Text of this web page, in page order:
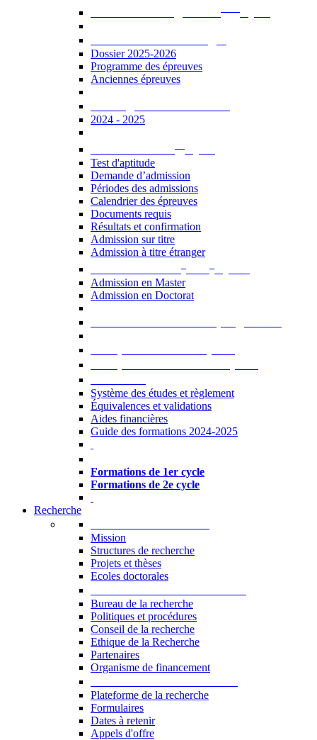
Dossier 2025-2026
Programme des épreuves
Anciennes épreuves
2024 - 2025
Test d'aptitude
Demande d’admission
Périodes des admissions
Calendrier des épreuves
Documents requis
Résultats et confirmation
Admission sur titre
Admission à titre étranger
Admission en Master
Admission en Doctorat
Système des études et règlement
Équivalences et validations
Aides financières
Guide des formations 2024-2025
Formations de 1er cycle
Formations de 2e cycle
Recherche
Mission
Structures de recherche
Projets et thèses
Ecoles doctorales
Bureau de la recherche
Politiques et procédures
Conseil de la recherche
Ethique de la Recherche
Partenaires
Organisme de financement
Plateforme de la recherche
Formulaires
Dates à retenir
Appels d'offre